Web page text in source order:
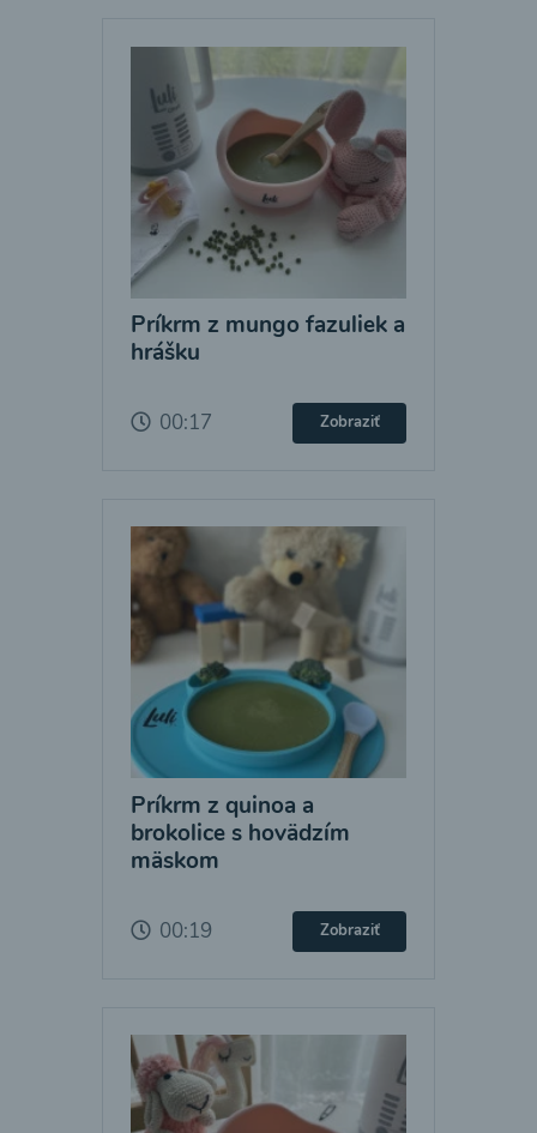
Príkrm z mungo fazuliek a
hrášku
00:17 Zobraziť
Príkrm z quinoa a
brokolice s hovädzím
mäskom
00:19 Zobraziť